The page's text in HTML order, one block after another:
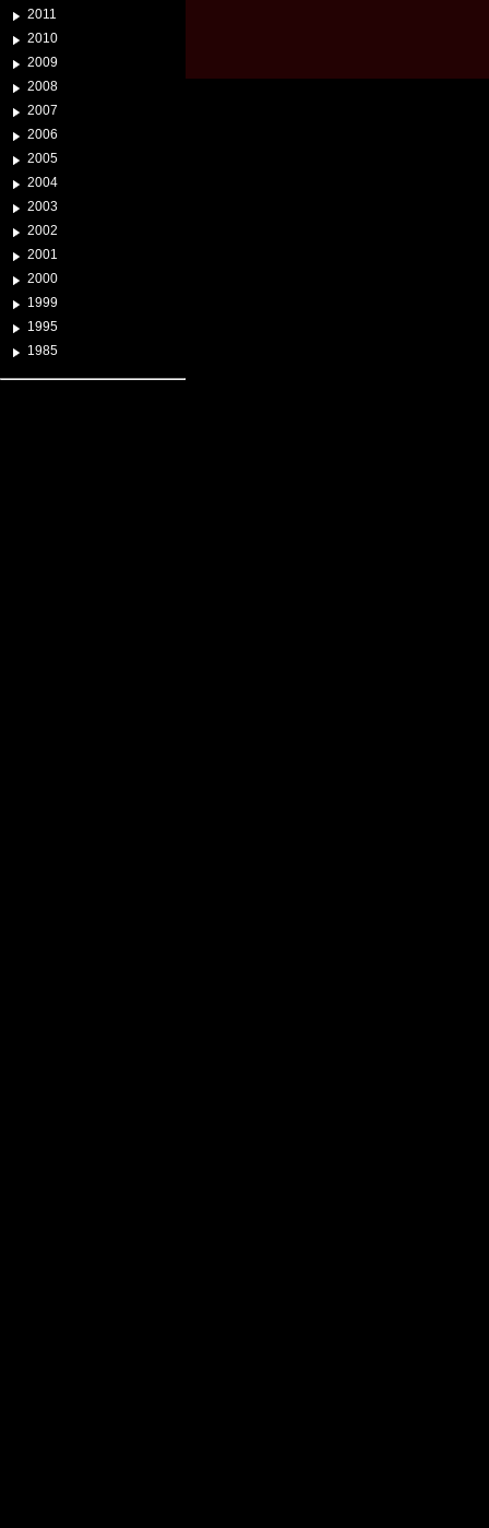
2011
2010
2009
2008
2007
2006
2005
2004
2003
2002
2001
2000
1999
1995
1985